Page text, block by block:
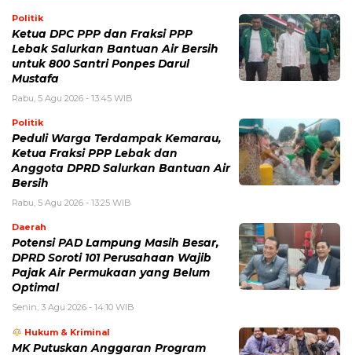
Politik
Ketua DPC PPP dan Fraksi PPP
Lebak Salurkan Bantuan Air Bersih
untuk 800 Santri Ponpes Darul
Mustafa
Rabu, 5 Agu 2026 - 13:45 WIB
Politik
Peduli Warga Terdampak Kemarau,
Ketua Fraksi PPP Lebak dan
Anggota DPRD Salurkan Bantuan Air
Bersih
Rabu, 5 Agu 2026 - 13:25 WIB
Daerah
Potensi PAD Lampung Masih Besar,
DPRD Soroti 101 Perusahaan Wajib
Pajak Air Permukaan yang Belum
Optimal
Senin, 3 Agu 2026 - 14:10 WIB
Hukum & Kriminal
MK Putuskan Anggaran Program